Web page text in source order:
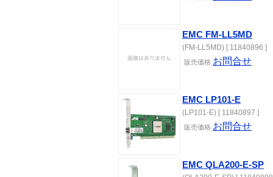
EMC FM-LL5MD
(FM-LL5MD) [ 11840896 ]
販売価格 お問合せ
EMC LP101-E
(LP101-E) [ 11840897 ]
販売価格 お問合せ
EMC QLA200-E-SP